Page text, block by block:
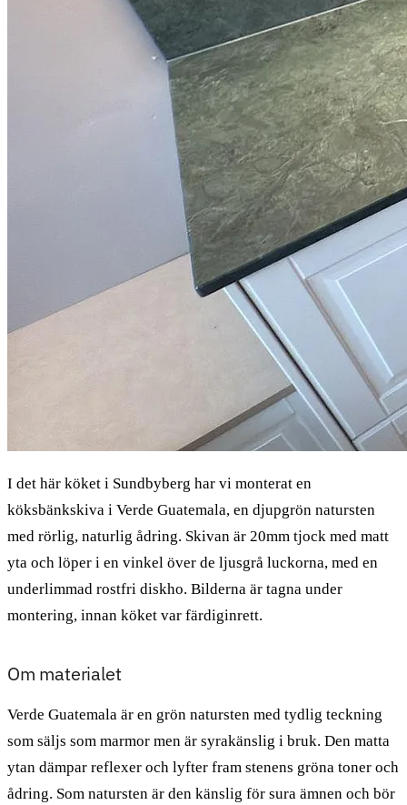
I det här köket i Sundbyberg har vi monterat en
köksbänkskiva i Verde Guatemala, en djupgrön natursten
med rörlig, naturlig ådring. Skivan är 20mm tjock med matt
yta och löper i en vinkel över de ljusgrå luckorna, med en
underlimmad rostfri diskho. Bilderna är tagna under
montering, innan köket var färdiginrett.
Om materialet
Verde Guatemala är en grön natursten med tydlig teckning
som säljs som marmor men är syrakänslig i bruk. Den matta
ytan dämpar reflexer och lyfter fram stenens gröna toner och
ådring. Som natursten är den känslig för sura ämnen och bör